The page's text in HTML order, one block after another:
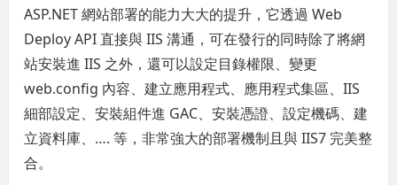
ASP.NET 網站部署的能力大大的提升，它透過 Web
Deploy API 直接與 IIS 溝通，可在發行的同時除了將網
站安裝進 IIS 之外，還可以設定目錄權限、變更
web.config 內容、建立應用程式、應用程式集區、IIS
細部設定、安裝組件進 GAC、安裝憑證、設定機碼、建
立資料庫、…. 等，非常強大的部署機制且與 IIS7 完美整
合。